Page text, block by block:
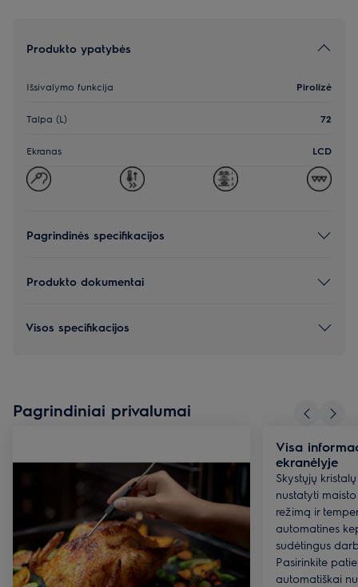
Produkto ypatybės
Išsivalymo funkcija Pirolizė
Talpa (L) 72
Ekranas LCD
Pagrindinės specifikacijos
Produkto dokumentai
Visos specifikacijos
Pagrindiniai privalumai
Visa
ekranėlyje
Skystųjų
nustatyti
režimą ir
automatines
sudėtingus
Pasirinkite
automatiškai